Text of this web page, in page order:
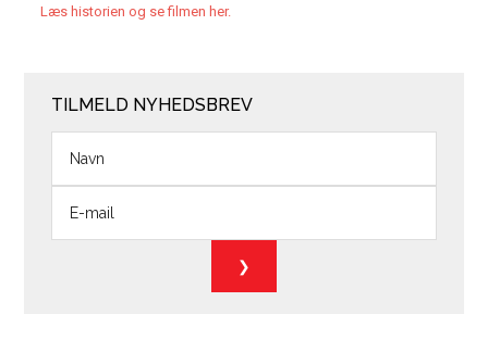
Læs historien og se filmen her.
TILMELD NYHEDSBREV